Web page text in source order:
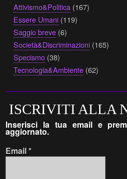
Attivismo&Politica (167)
Essere Umani (119)
Saggio breve (6)
Società&Discriminazioni (165)
Specismo (38)
Tecnologia&Ambiente (62)
ISCRIVITI ALLA
Inserisci la tua email e
aggiornato.
Email*